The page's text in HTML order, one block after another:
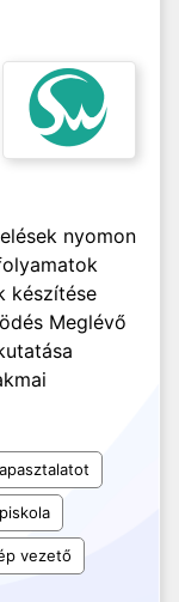
nyomon
készítése
Meglévő
vezető